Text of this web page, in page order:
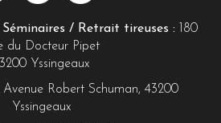
/ Retrait tireuses : 180
du Docteur Pipet
Yssingeaux
Avenue Robert Schuman, 43200
Yssingeaux